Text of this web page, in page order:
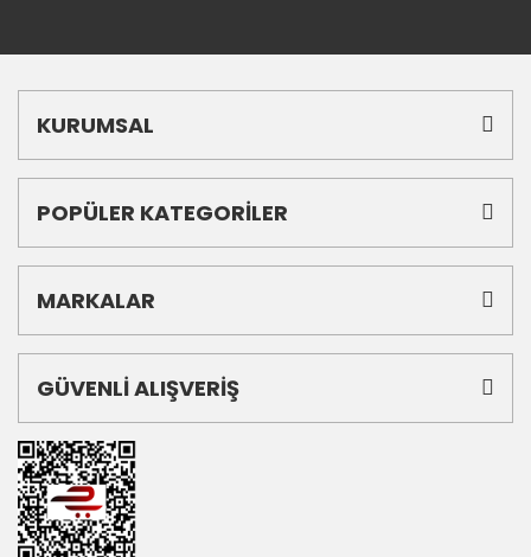
KURUMSAL
POPÜLER KATEGORİLER
MARKALAR
GÜVENLİ ALIŞVERİŞ